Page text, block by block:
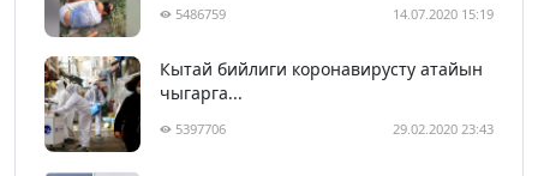
5486759 14.07.2020 15:19
Кытай бийлиги коронавирусту атайын
чыгарга...
5397706 29.02.2020 23:43